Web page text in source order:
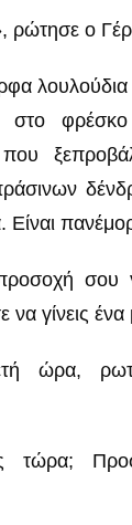
ο
λουλούδια
στο
σου
γίνεις ένα
ώρα,
τώρα;